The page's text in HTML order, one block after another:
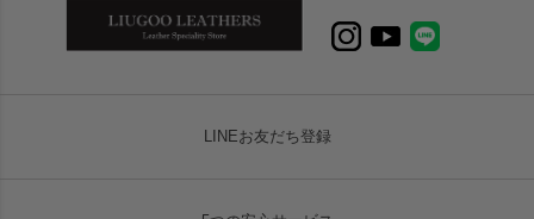
LINEお友だち登録